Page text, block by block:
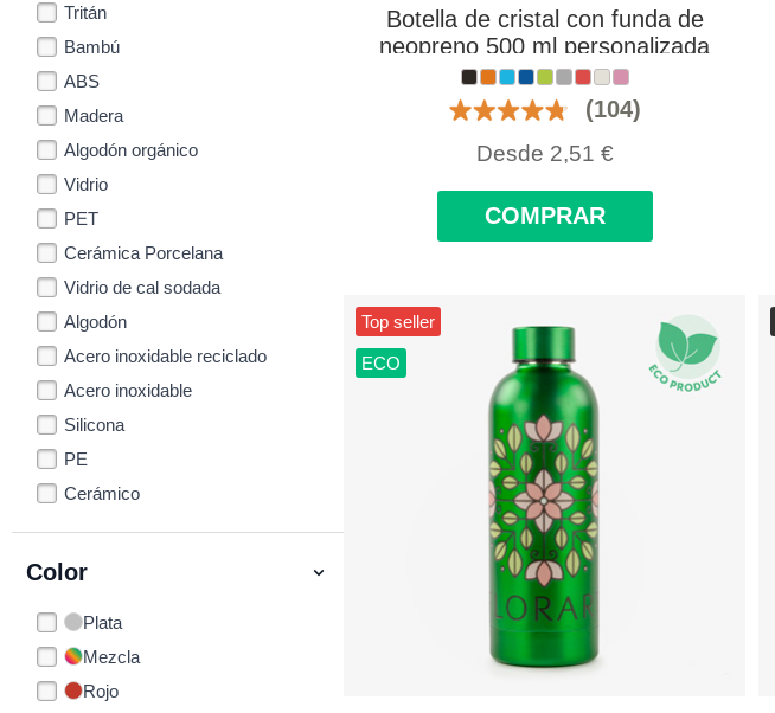
Tritán
Bambú
ABS
Madera
Algodón orgánico
Vidrio
PET
Cerámica Porcelana
Vidrio de cal sodada
Algodón
Acero inoxidable reciclado
Acero inoxidable
Silicona
PE
Cerámico
Color
Plata
Mezcla
Rojo
Botella de cristal con funda de
neopreno 500 ml personalizada
con logo
(104)
Desde 2,51 €
COMPRAR
ECO
Top seller